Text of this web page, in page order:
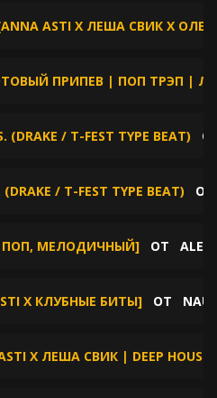
ASTI X ЛЕША СВИК X
ПРИПЕВ | ПОП ТРЭП |
(DRAKE / T-FEST TYPE BEAT)
(DRAKE / T-FEST TYPE BEAT)
ПОП, МЕЛОДИЧНЫЙ] ОТ ALEX
Х КЛУБНЫЕ БИТЫ] ОТ
X ЛЕША СВИК | DEEP HOUSE